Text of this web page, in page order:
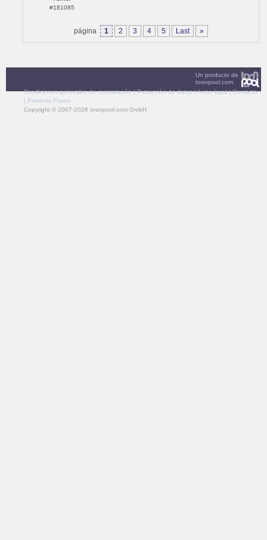
#181085
página 1 2 3 4 5 Last »
Un producto de
toonpool.com
Condiciones generales de contratación|Protección de datos|Aviso legal|Contacto
| Primeros Pasos
Copyright © 2007-2026 toonpool.com GmbH